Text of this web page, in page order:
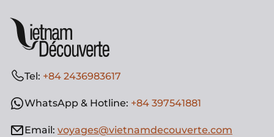
Tel: +84 2436983617
WhatsApp & Hotline: +84 397541881
Email: voyages@vietnamdecouverte.com